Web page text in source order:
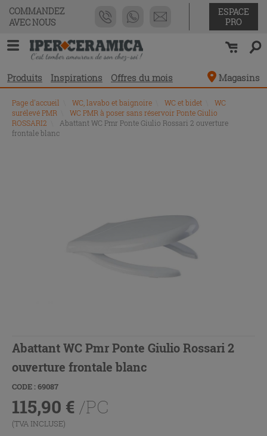
COMMANDEZ
AVEC NOUS
ESPACE
PRO
Produits Inspirations Offres du mois Magasins
Page d'accueil WC, lavabo et baignoire WC et bidet
WC
surélevé PMR
WC PMR à poser sans réservoir Ponte Giulio
ROSSARI2
Abattant WC Pmr Ponte Giulio Rossari 2 ouverture
frontale blanc
Abattant WC Pmr Ponte Giulio Rossari 2
ouverture frontale blanc
CODE : 69087
115,90 € /PC
(TVA INCLUSE)